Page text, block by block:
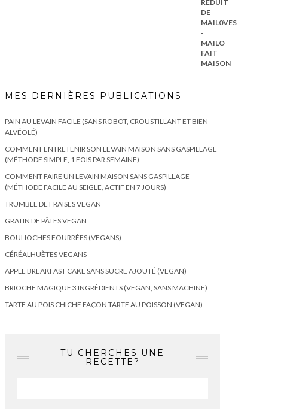
MES DERNIÈRES PUBLICATIONS
PAIN AU LEVAIN FACILE (SANS ROBOT, CROUSTILLANT ET BIEN
ALVÉOLÉ)
COMMENT ENTRETENIR SON LEVAIN MAISON SANS GASPILLAGE
(MÉTHODE SIMPLE, 1 FOIS PAR SEMAINE)
COMMENT FAIRE UN LEVAIN MAISON SANS GASPILLAGE
(MÉTHODE FACILE AU SEIGLE, ACTIF EN 7 JOURS)
TRUMBLE DE FRAISES VEGAN
GRATIN DE PÂTES VEGAN
BOULIOCHES FOURRÉES (VEGANS)
CÉRÉALHUÈTES VEGANS
APPLE BREAKFAST CAKE SANS SUCRE AJOUTÉ (VEGAN)
BRIOCHE MAGIQUE 3 INGRÉDIENTS (VEGAN, SANS MACHINE)
TARTE AU POIS CHICHE FAÇON TARTE AU POISSON (VEGAN)
TU CHERCHES UNE
RECETTE?